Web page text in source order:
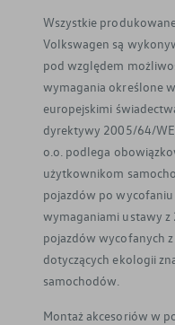
Wszystkie
Volkswagen są
pod względem
wymagania określone
europejskimi
dyrektywy 2005/64/
o.o. podlega
użytkownikom
pojazdów po wycofaniu
wymaganiami ustawy z
pojazdów wycofanych
dotyczących ekologii
samochodów.
Montaż akcesoriów w